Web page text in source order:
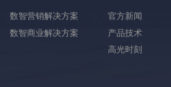
数智营销解决方案
数智商业解决方案
官方新闻
产品技术
高光时刻